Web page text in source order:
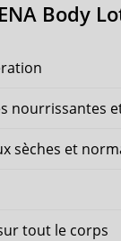
Body
nourrissantes
sèches et
tout le corps